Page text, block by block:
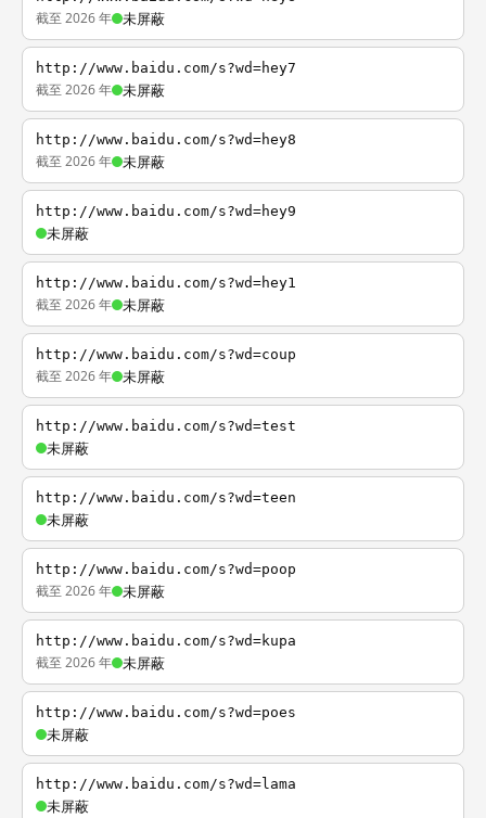
截至 2026 年 未屏蔽
http://www.baidu.com/s?wd=hey7
截至 2026 年 未屏蔽
http://www.baidu.com/s?wd=hey8
截至 2026 年 未屏蔽
http://www.baidu.com/s?wd=hey9
未屏蔽
http://www.baidu.com/s?wd=hey1
截至 2026 年 未屏蔽
http://www.baidu.com/s?wd=coup
截至 2026 年 未屏蔽
http://www.baidu.com/s?wd=test
未屏蔽
http://www.baidu.com/s?wd=teen
未屏蔽
http://www.baidu.com/s?wd=poop
截至 2026 年 未屏蔽
http://www.baidu.com/s?wd=kupa
截至 2026 年 未屏蔽
http://www.baidu.com/s?wd=poes
未屏蔽
http://www.baidu.com/s?wd=lama
未屏蔽